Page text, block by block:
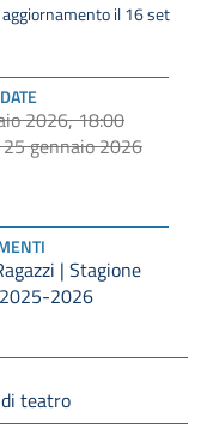
di teatro
2026, 18:00
gennaio 2026
| Stagione
2026
il 16 set